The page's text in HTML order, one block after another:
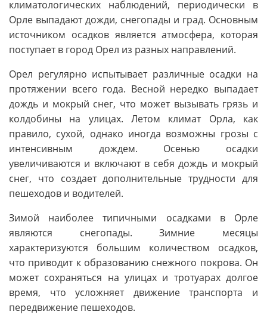
климатологических наблюдений, периодически в
Орле выпадают дожди, снегопады и град. Основным
источником осадков является атмосфера, которая
поступает в город Орел из разных направлений.
Орел регулярно испытывает различные осадки на
протяжении всего года. Весной нередко выпадает
дождь и мокрый снег, что может вызывать грязь и
колдобины на улицах. Летом климат Орла, как
правило, сухой, однако иногда возможны грозы с
интенсивным дождем. Осенью осадки
увеличиваются и включают в себя дождь и мокрый
снег, что создает дополнительные трудности для
пешеходов и водителей.
Зимой наиболее типичными осадками в Орле
являются снегопады. Зимние месяцы
характеризуются большим количеством осадков,
что приводит к образованию снежного покрова. Он
может сохраняться на улицах и тротуарах долгое
время, что усложняет движение транспорта и
передвижение пешеходов.